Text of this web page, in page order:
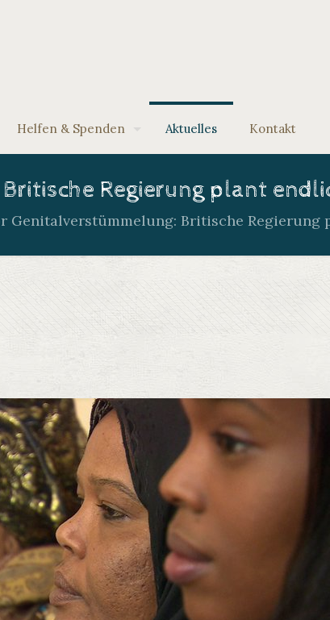
Helfen & Spenden Aktuelles Kontakt
Regierung plant
Genitalverstümmelung: Britische Regierung